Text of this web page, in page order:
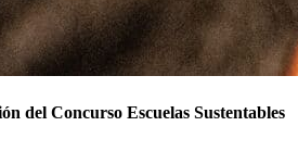
del Concurso Escuelas Sustentables